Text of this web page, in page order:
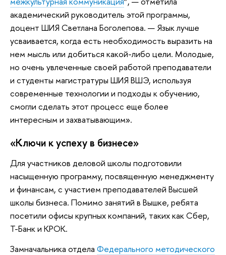
академический руководитель этой программы,
доцент ШИЯ Светлана Боголепова. — Язык лучше
усваивается, когда есть необходимость выразить на
нем мысль или добиться какой-либо цели. Молодые,
но очень увлеченные своей работой преподаватели
и студенты магистратуры ШИЯ ВШЭ, используя
современные технологии и подходы к обучению,
смогли сделать этот процесс еще более
интересным и захватывающим».
«Ключи к успеху в бизнесе»
Для участников деловой школы подготовили
насыщенную программу, посвященную менеджменту
и финансам, с участием преподавателей Высшей
школы бизнеса. Помимо занятий в Вышке, ребята
посетили офисы крупных компаний, таких как Сбер,
Т-Банк и КРОК.
Замначальника отдела Федерального методического